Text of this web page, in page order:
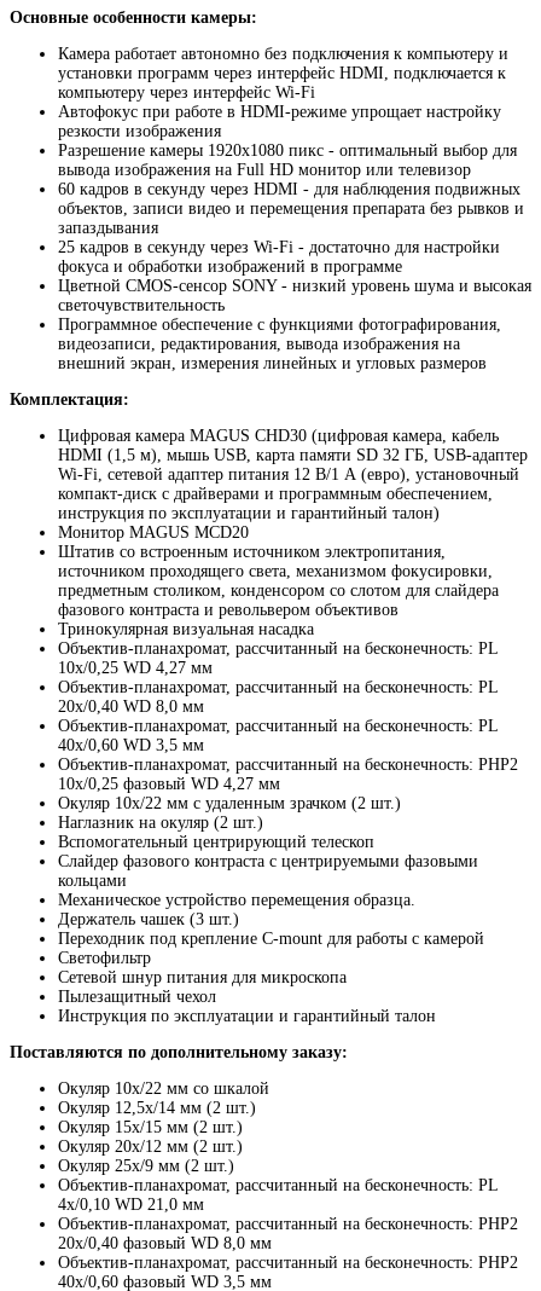
Основные особенности камеры:
Камера работает автономно без подключения к компьютеру и
установки программ через интерфейс HDMI, подключается к
компьютеру через интерфейс Wi-Fi
Автофокус при работе в HDMI-режиме упрощает настройку
резкости изображения
Разрешение камеры 1920x1080 пикс - оптимальный выбор для
вывода изображения на Full HD монитор или телевизор
60 кадров в секунду через HDMI - для наблюдения подвижных
объектов, записи видео и перемещения препарата без рывков и
запаздывания
25 кадров в секунду через Wi-Fi - достаточно для настройки
фокуса и обработки изображений в программе
Цветной CMOS-сенсор SONY - низкий уровень шума и высокая
светочувствительность
Программное обеспечение с функциями фотографирования,
видеозаписи, редактирования, вывода изображения на
внешний экран, измерения линейных и угловых размеров
Комплектация:
Цифровая камера MAGUS CHD30 (цифровая камера, кабель
HDMI (1,5 м), мышь USB, карта памяти SD 32 ГБ, USB-адаптер
Wi-Fi, сетевой адаптер питания 12 В/1 А (евро), установочный
компакт-диск с драйверами и программным обеспечением,
инструкция по эксплуатации и гарантийный талон)
Монитор MAGUS MCD20
Штатив со встроенным источником электропитания,
источником проходящего света, механизмом фокусировки,
предметным столиком, конденсором со слотом для слайдера
фазового контраста и револьвером объективов
Тринокулярная визуальная насадка
Объектив-планахромат, рассчитанный на бесконечность: PL
10x/0,25 WD 4,27 мм
Объектив-планахромат, рассчитанный на бесконечность: PL
20х/0,40 WD 8,0 мм
Объектив-планахромат, рассчитанный на бесконечность: PL
40x/0,60 WD 3,5 мм
Объектив-планахромат, рассчитанный на бесконечность: PHP2
10х/0,25 фазовый WD 4,27 мм
Окуляр 10x/22 мм с удаленным зрачком (2 шт.)
Наглазник на окуляр (2 шт.)
Вспомогательный центрирующий телескоп
Слайдер фазового контраста с центрируемыми фазовыми
кольцами
Механическое устройство перемещения образца.
Держатель чашек (3 шт.)
Переходник под крепление C-mount для работы с камерой
Светофильтр
Сетевой шнур питания для микроскопа
Пылезащитный чехол
Инструкция по эксплуатации и гарантийный талон
Поставляются по дополнительному заказу:
Окуляр 10х/22 мм со шкалой
Окуляр 12,5x/14 мм (2 шт.)
Окуляр 15х/15 мм (2 шт.)
Окуляр 20х/12 мм (2 шт.)
Окуляр 25х/9 мм (2 шт.)
Объектив-планахромат, рассчитанный на бесконечность: PL
4x/0,10 WD 21,0 мм
Объектив-планахромат, рассчитанный на бесконечность: PHP2
20х/0,40 фазовый WD 8,0 мм
Объектив-планахромат, рассчитанный на бесконечность: PHP2
40x/0,60 фазовый WD 3,5 мм